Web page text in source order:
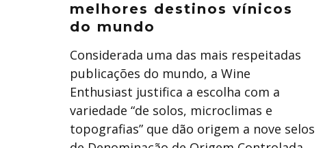
melhores destinos vínicos
do mundo
Considerada uma das mais respeitadas
publicações do mundo, a Wine
Enthusiast justifica a escolha com a
variedade “de solos, microclimas e
topografias” que dão origem a nove selos